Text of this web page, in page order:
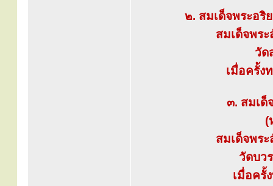
๒. สมเด็จพระอริ
สมเด็จพร
วัด
เมื่อครั้ง
๓. สมเด็
(
สมเด็จพร
วัดบว
เมื่อครั้